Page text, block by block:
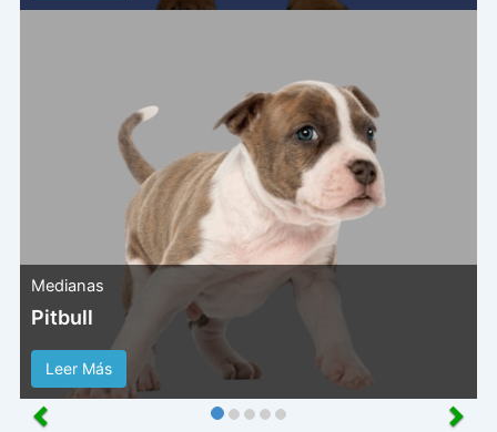
Medianas
Pitbull
Leer Más